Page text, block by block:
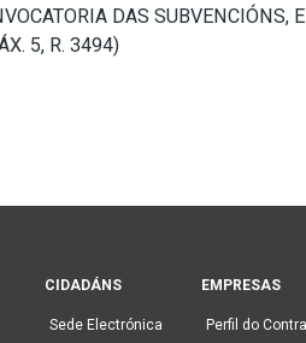
DAS
5, R. 3494)
CIDADÁNS
Sede Electrónica
EMPRESAS
Perfil do